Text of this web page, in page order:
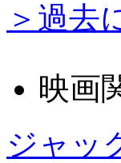
＞過去
映画
ジャッ